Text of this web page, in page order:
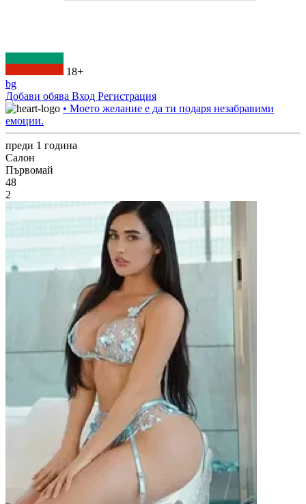
18+
bg
Добави обява Вход Регистрация
• Моето желание е да ти подаря незабравими
емоции.
преди 1 година
Салон
Първомай
48
2